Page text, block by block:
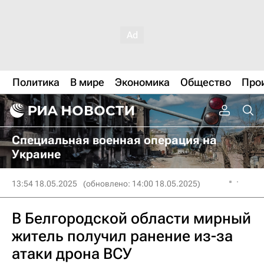
Политика В мире Экономика Общество
Специальная военная операция на
Украине
13:54 18.05.2025 (обновлено: 14:00 18.05.2025)
В Белгородской области мирный
житель получил ранение из-за
атаки дрона ВСУ